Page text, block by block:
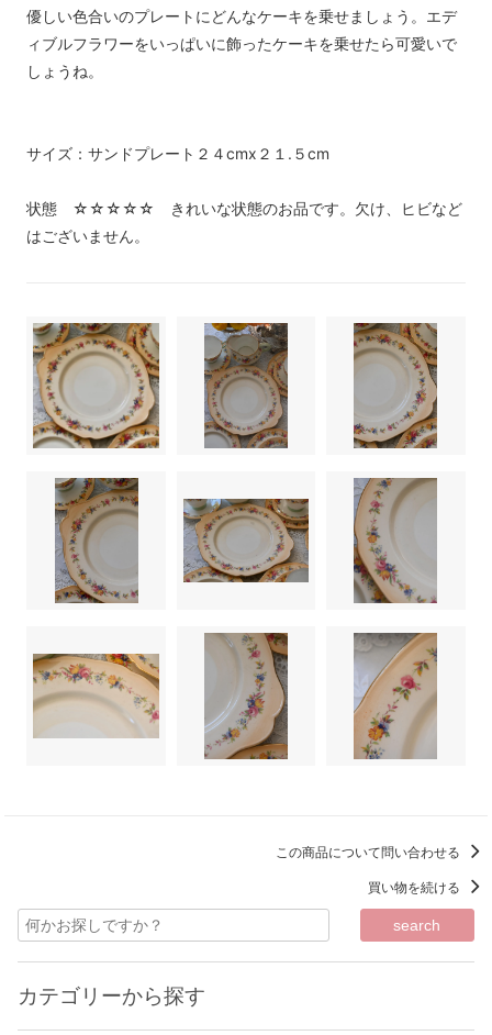
優しい色合いのプレートにどんなケーキを乗せましょう。エデ
ィブルフラワーをいっぱいに飾ったケーキを乗せたら可愛いで
しょうね。
サイズ：サンドプレート２４cmx２１.５cm
状態 ☆☆☆☆☆ きれいな状態のお品です。欠け、ヒビなど
はございません。
この商品について問い合わせる
買い物を続ける
カテゴリーから探す